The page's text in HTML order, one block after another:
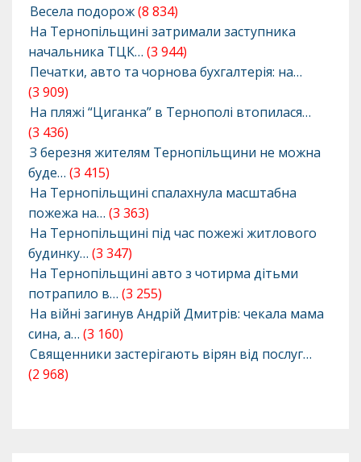
Весела подорож(8 834)
На Тернопільщині затримали заступника
начальника ТЦК… (3 944)
Печатки, авто та чорнова бухгалтерія: на…
(3 909)
На пляжі “Циганка” в Тернополі втопилася…
(3 436)
З березня жителям Тернопільщини не можна
буде… (3 415)
На Тернопільщині спалахнула масштабна
пожежа на… (3 363)
На Тернопільщині під час пожежі житлового
будинку… (3 347)
На Тернопільщині авто з чотирма дітьми
потрапило в… (3 255)
На війні загинув Андрій Дмитрів: чекала мама
сина, а… (3 160)
Священники застерігають вірян від послуг…
(2 968)